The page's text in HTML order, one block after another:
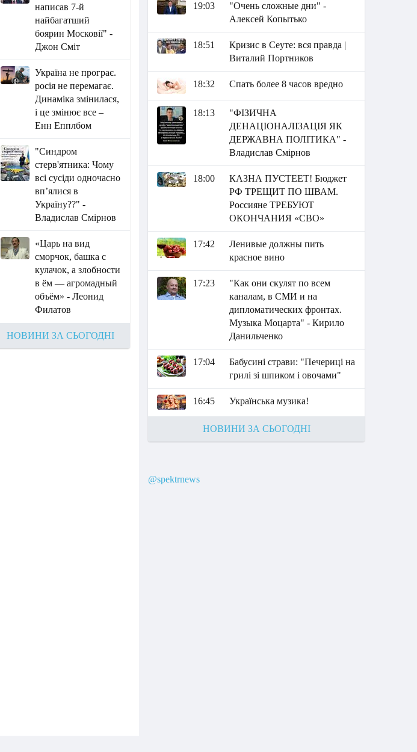
написав 7-й
найбагатший
боярин Московії" -
Джон Сміт
Україна не програє.
росія не перемагає.
Динаміка змінилася,
і це змінює все –
Енн Епплбом
"Синдром
стерв'ятника: Чому
всі сусіди одночасно
вп’ялися в
Україну??" -
Владислав Смірнов
«Царь на вид
сморчок, башка с
кулачок, а злобности
в ём — агромадный
объём» - Леонид
Филатов
НОВИНИ ЗА СЬОГОДНІ
19:03
"Очень сложные дни" -
Алексей Копытько
18:51
Кризис в Сеуте: вся правда |
Виталий Портников
18:32 Спать более 8 часов вредно
18:13
"ФІЗИЧНА
ДЕНАЦІОНАЛІЗАЦІЯ ЯК
ДЕРЖАВНА ПОЛІТИКА" -
Владислав Смірнов
18:00
КАЗНА ПУСТЕЕТ! Бюджет
РФ ТРЕЩИТ ПО ШВАМ.
Россияне ТРЕБУЮТ
ОКОНЧАНИЯ «СВО»
17:42
Ленивые должны пить
красное вино
17:23
"Как они скулят по всем
каналам, в СМИ и на
дипломатических фронтах.
Музыка Моцарта" - Кирило
Данильченко
17:04
Бабусині страви: "Печериці на
грилі зі шпиком і овочами"
16:45 Українська музика!
НОВИНИ ЗА СЬОГОДНІ
@spektrnews